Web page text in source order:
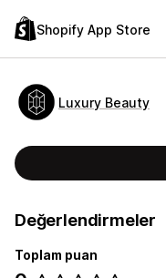
Shopify App Store
Luxury Beauty
Değerlendirmeler
Toplam puan